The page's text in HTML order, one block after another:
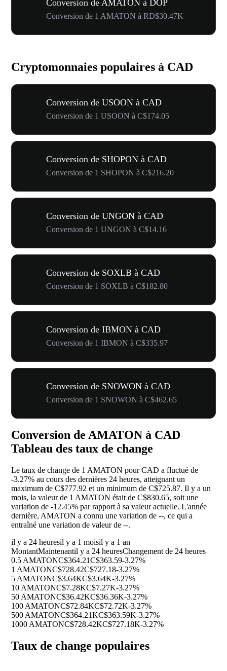
Conversion de AMATON à DOP
Conversion de 1 AMATON à RD$30.47K
Cryptomonnaies populaires à CAD
Conversion de USOON à CAD
Conversion de 1 USOON à C$174.05
Conversion de SHOPON à CAD
Conversion de 1 SHOPON à C$216.20
Conversion de UNGON à CAD
Conversion de 1 UNGON à C$14.16
Conversion de SOXLB à CAD
Conversion de 1 SOXLB à C$182.80
Conversion de IBMON à CAD
Conversion de 1 IBMON à C$335.97
Conversion de SNOWON à CAD
Conversion de 1 SNOWON à C$462.65
Conversion de AMATON à CAD
Tableau des taux de change
Le taux de change de 1 AMATON pour CAD a fluctué de
-3.27% au cours des dernières 24 heures, atteignant un
maximum de C$777.92 et un minimum de C$725.87. Il y a un
mois, la valeur de 1 AMATON était de C$830.65, soit une
variation de -12.45% par rapport à sa valeur actuelle. L'année
dernière, AMATON a connu une variation de --, ce qui a
entraîné une variation de valeur de --.
il y a 24 heuresil y a 1 moisil y a 1 an
MontantMaintenantil y a 24 heuresChangement de 24 heures
0.5 AMATONC$364.21C$363.59-3.27%
1 AMATONC$728.42C$727.18-3.27%
5 AMATONC$3.64KC$3.64K-3.27%
10 AMATONC$7.28KC$7.27K-3.27%
50 AMATONC$36.42KC$36.36K-3.27%
100 AMATONC$72.84KC$72.72K-3.27%
500 AMATONC$364.21KC$363.59K-3.27%
1000 AMATONC$728.42KC$727.18K-3.27%
Taux de change populaires